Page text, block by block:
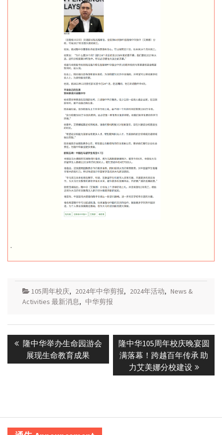
.
105周年校庆, 2024年中华剪报, 2024年活动, News &
Activities 最新消息, 中华剪报
Post
navigation
Previous
post:
隆中华举办生命园游会
展现生命教育成果
Next
post:
隆中华105周年校庆晚宴圆
满落幕！跨越百年传承 助
力艾美娜分校建设